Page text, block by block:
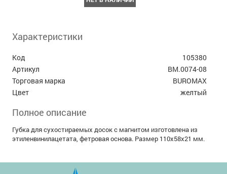
Характеристики
Код
105380
Артикул
BM.0074-08
Торговая марка
BUROMAX
Цвет
желтый
Полное описание
Губка для сухостираемых досок с магнитом изготовлена из
этиленвинилацетата, фетровая основа. Размер 110х58х21 мм.